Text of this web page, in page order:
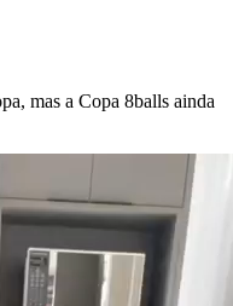
mas a Copa 8balls ainda